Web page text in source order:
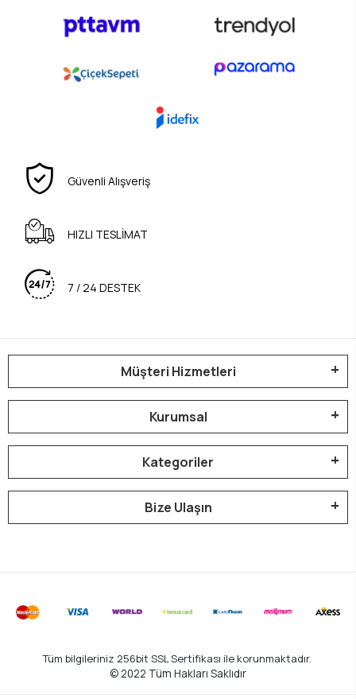
Güvenli Alışveriş
HIZLI TESLİMAT
7 / 24 DESTEK
Müşteri Hizmetleri
Kurumsal
Kategoriler
Bize Ulaşın
Tüm bilgileriniz 256bit SSL Sertifikası ile korunmaktadır.
© 2022 Tüm Hakları Saklıdır